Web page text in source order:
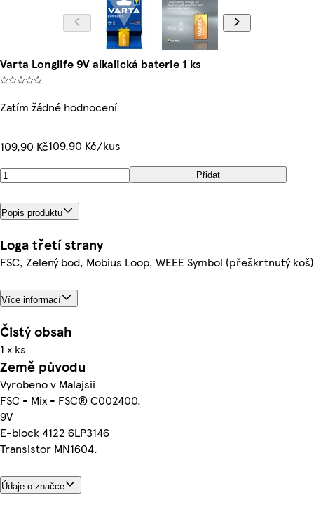
Varta Longlife 9V alkalická baterie 1 ks
Zatím žádné hodnocení
109,90 Kč109,90 Kč/kus
Přidat
Popis produktu
Loga třetí strany
FSC, Zelený bod, Mobius Loop, WEEE Symbol (přeškrtnutý koš)
Více informací
Čistý obsah
1 x ks
Země původu
Vyrobeno v Malajsii
FSC - Mix - FSC® C002400.
9V
E-block 4122 6LP3146
Transistor MN1604.
Údaje o značce